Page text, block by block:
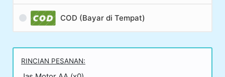
COD (Bayar di Tempat)
RINCIAN PESANAN: